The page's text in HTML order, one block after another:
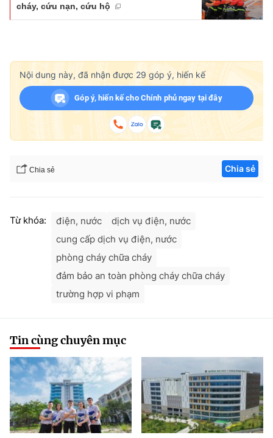
cháy, cứu nạn, cứu hộ
Nội dung này, đã nhận được 29 góp ý, hiến kế
Góp ý, hiến kế cho Chính phủ ngay tại đây
Chia sẻ Chia sẻ
Từ khóa: điện, nước
dịch vụ điện, nước
cung cấp dịch vụ điện, nước
phòng cháy chữa cháy
đảm bảo an toàn phòng cháy chữa cháy
trường hợp vi phạm
Tin cùng chuyên mục